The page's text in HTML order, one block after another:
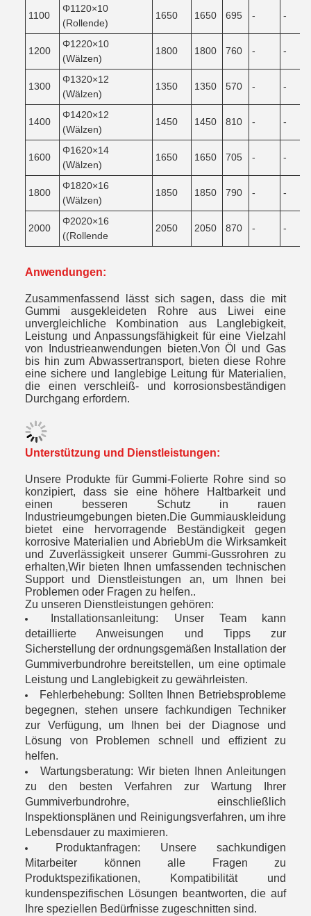
1100
Φ1120×10
(Rollende)
1650 1650 695 - -
1200
Φ1220×10
(Wälzen)
1800 1800 760 - -
1300
Φ1320×12
(Wälzen)
1350 1350 570 - -
1400
Φ1420×12
(Wälzen)
1450 1450 810 - -
1600
Φ1620×14
(Wälzen)
1650 1650 705 - -
1800
Φ1820×16
(Wälzen)
1850 1850 790 - -
2000
Φ2020×16
((Rollende
2050 2050 870 - -
Anwendungen:
Zusammenfassend lässt sich sagen, dass die mit
Gummi ausgekleideten Rohre aus Liwei eine
unvergleichliche Kombination aus Langlebigkeit,
Leistung und Anpassungsfähigkeit für eine Vielzahl
von Industrieanwendungen bieten.Von Öl und Gas
bis hin zum Abwassertransport, bieten diese Rohre
eine sichere und langlebige Leitung für Materialien,
die einen verschleiß- und korrosionsbeständigen
Durchgang erfordern.
Unterstützung und Dienstleistungen:
Unsere Produkte für Gummi-Folierte Rohre sind so
konzipiert, dass sie eine höhere Haltbarkeit und
einen besseren Schutz in rauen
Industrieumgebungen bieten.Die Gummiauskleidung
bietet eine hervorragende Beständigkeit gegen
korrosive Materialien und AbriebUm die Wirksamkeit
und Zuverlässigkeit unserer Gummi-Gussrohren zu
erhalten,Wir bieten Ihnen umfassenden technischen
Support und Dienstleistungen an, um Ihnen bei
Problemen oder Fragen zu helfen..
Zu unseren Dienstleistungen gehören:
Installationsanleitung: Unser Team kann
detaillierte Anweisungen und Tipps zur
Sicherstellung der ordnungsgemäßen Installation der
Gummiverbundrohre bereitstellen, um eine optimale
Leistung und Langlebigkeit zu gewährleisten.
Fehlerbehebung: Sollten Ihnen Betriebsprobleme
begegnen, stehen unsere fachkundigen Techniker
zur Verfügung, um Ihnen bei der Diagnose und
Lösung von Problemen schnell und effizient zu
helfen.
Wartungsberatung: Wir bieten Ihnen Anleitungen
zu den besten Verfahren zur Wartung Ihrer
Gummiverbundrohre, einschließlich
Inspektionsplänen und Reinigungsverfahren, um ihre
Lebensdauer zu maximieren.
Produktanfragen: Unsere sachkundigen
Mitarbeiter können alle Fragen zu
Produktspezifikationen, Kompatibilität und
kundenspezifischen Lösungen beantworten, die auf
Ihre speziellen Bedürfnisse zugeschnitten sind.